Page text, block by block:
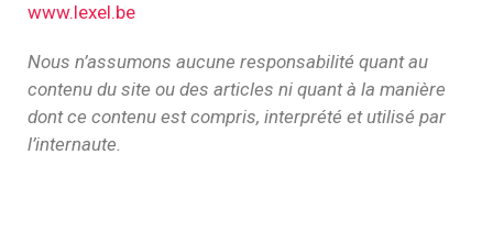
www.lexel.be
Nous n’assumons aucune responsabilité quant au
contenu du site ou des articles ni quant à la manière
dont ce contenu est compris, interprété et utilisé par
l’internaute.